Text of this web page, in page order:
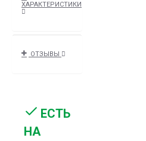
мм
Ребра
сетки в
ХАРАКТЕРИСТИКИ
ОТЗЫВЫ
ЕСТЬ
НА